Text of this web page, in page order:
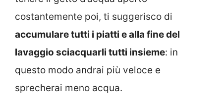
costantemente poi, ti suggerisco di
accumulare tutti i piatti e alla fine del
lavaggio sciacquarli tutti insieme: in
questo modo andrai più veloce e
sprecherai meno acqua.